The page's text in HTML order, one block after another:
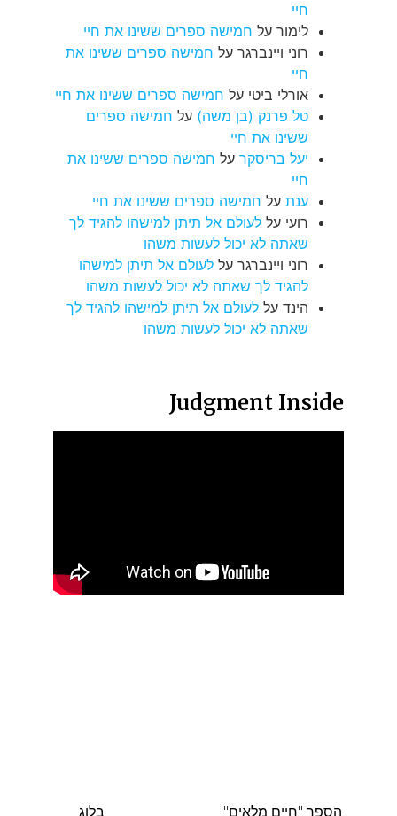
חיי
לימור על חמישה ספרים ששינו את חיי
רוני ויינברגר על חמישה ספרים ששינו את
חיי
אורלי ביטי על חמישה ספרים ששינו את חיי
טל פרנק (בן משה) על חמישה ספרים
ששינו את חיי
יעל בריסקר על חמישה ספרים ששינו את
חיי
ענת על חמישה ספרים ששינו את חיי
רועי על לעולם אל תיתן למישהו להגיד לך
שאתה לא יכול לעשות משהו
רוני ויינברגר על לעולם אל תיתן למישהו
להגיד לך שאתה לא יכול לעשות משהו
הינד על לעולם אל תיתן למישהו להגיד לך
שאתה לא יכול לעשות משהו
Judgment Inside
הספר "חיים מלאים" בלוג